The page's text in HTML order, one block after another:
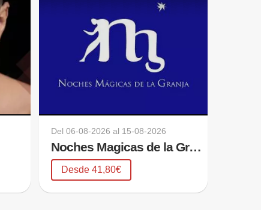
Del06-08-2026 al 15-08-2026
Noches Magicas de la Granja
Desde 41,80€